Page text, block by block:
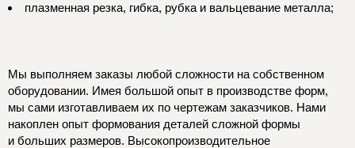
плазменная резка, гибка, рубка и вальцевание металла;
Мы выполняем заказы любой сложности на собственном
оборудовании. Имея большой опыт в производстве форм,
мы сами изготавливаем их по чертежам заказчиков. Нами
накоплен опыт формования деталей сложной формы
и больших размеров. Высокопроизводительное